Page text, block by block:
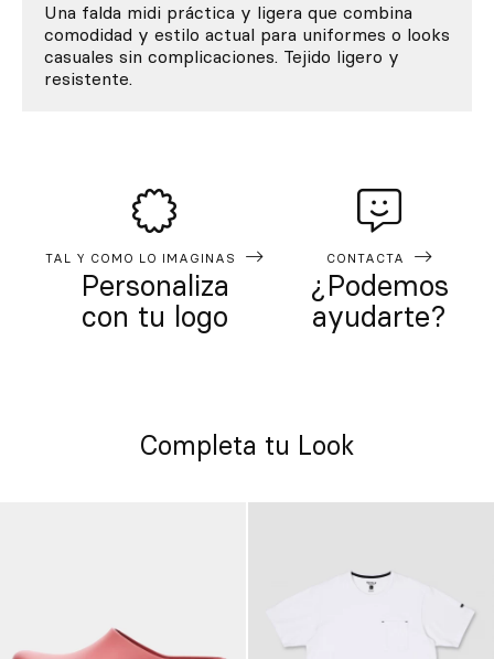
Una falda midi práctica y ligera que combina
comodidad y estilo actual para uniformes o looks
casuales sin complicaciones. Tejido ligero y
resistente.
TAL Y COMO LO IMAGINAS
Personaliza
con tu logo
CONTACTA
¿Podemos
ayudarte?
Completa tu Look